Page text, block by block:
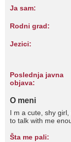
Ja sam:
Rodni grad:
Jezici:
Poslednja javna
objava:
O meni
I m a cute, shy
to talk with me
Šta me pali: